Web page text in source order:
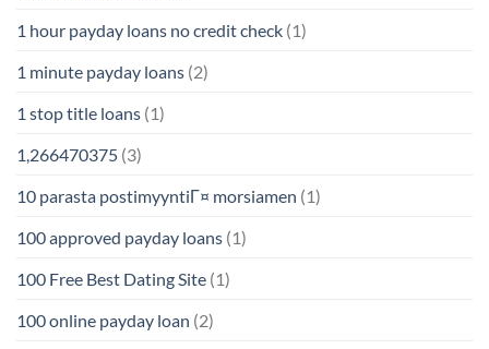
1 hour payday loans no credit check (1)
1 minute payday loans (2)
1 stop title loans (1)
1,266470375 (3)
10 parasta postimyyntiГ¤ morsiamen (1)
100 approved payday loans (1)
100 Free Best Dating Site (1)
100 online payday loan (2)